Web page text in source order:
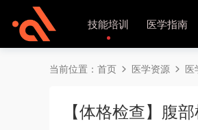
技能培训 医学指南
当前位置： 首页 医学资源 医
【体格检查】腹